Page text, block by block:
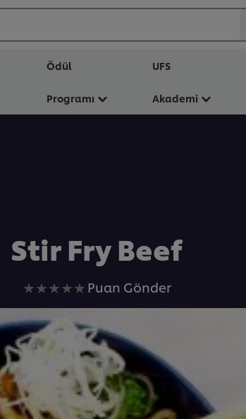
Ödül
Programı
UFS
Akademi
Stir Fry Beef
Bu
recipe
için
değerlendirme
gönderilmedi
Puan Gönder